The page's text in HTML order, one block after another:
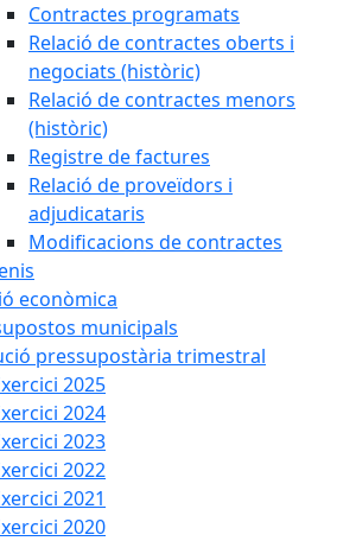
Contractes programats
Relació de contractes oberts i
negociats (històric)
Relació de contractes menors
(històric)
Registre de factures
Relació de proveïdors i
adjudicataris
Modificacions de contractes
econòmica
municipals
pressupostària trimestral
2025
2024
2023
2022
2021
2020